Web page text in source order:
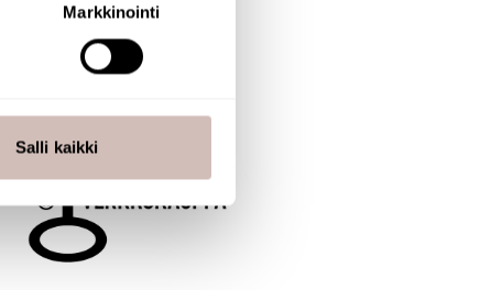
. Voit muuttaa
alan
muihin tietoihin, joita
Markkinointi
Salli kaikki